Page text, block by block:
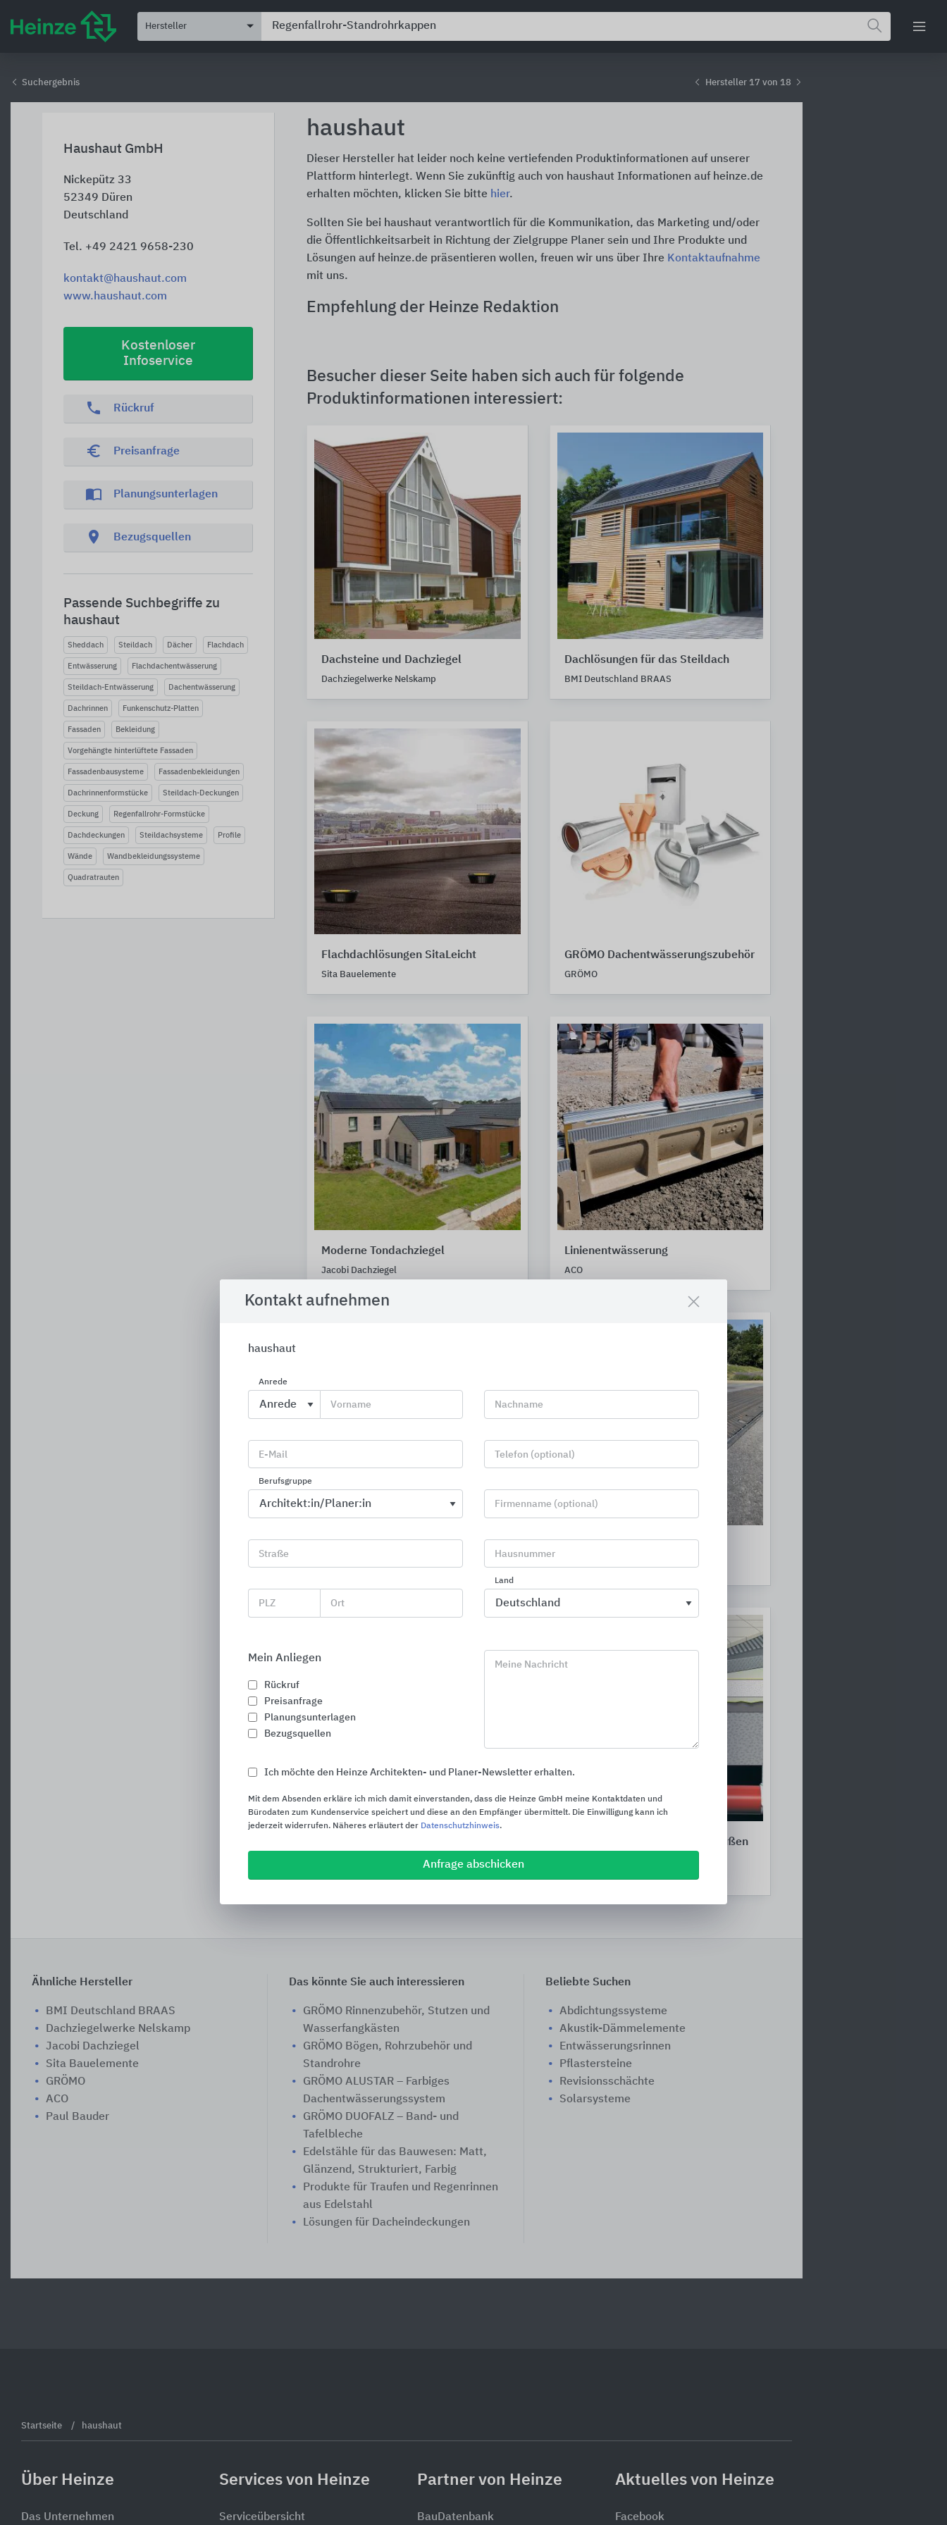
Hersteller
Suchergebnis Hersteller 17 von 18
Haushaut GmbH
Nickepütz 33
52349 Düren
Deutschland
Tel. +49 2421 9658-230
kontakt@haushaut.com
www.haushaut.com
Kostenloser
Infoservice
phone Rückruf
euro_symbol Preisanfrage
import_contacts Planungsunterlagen
location_on Bezugsquellen
Passende Suchbegriffe zu
haushaut
Sheddach Steildach Dächer Flachdach
Entwässerung Flachdachentwässerung
Steildach-Entwässerung Dachentwässerung
Dachrinnen Funkenschutz-Platten
Fassaden Bekleidung
Vorgehängte hinterlüftete Fassaden
Fassadenbausysteme Fassadenbekleidungen
Dachrinnenformstücke Steildach-Deckungen
Deckung Regenfallrohr-Formstücke
Dachdeckungen Steildachsysteme Profile
Wände Wandbekleidungssysteme
Quadratrauten
haushaut
Dieser Hersteller hat leider noch keine vertiefenden Produktinformationen auf unserer
Plattform hinterlegt. Wenn Sie zukünftig auch von haushaut Informationen auf heinze.de
erhalten möchten, klicken Sie bitte hier.
Sollten Sie bei haushaut verantwortlich für die Kommunikation, das Marketing und/oder
die Öffentlichkeitsarbeit in Richtung der Zielgruppe Planer sein und Ihre Produkte und
Lösungen auf heinze.de präsentieren wollen, freuen wir uns über Ihre Kontaktaufnahme
mit uns.
Empfehlung der Heinze Redaktion
Besucher dieser Seite haben sich auch für folgende
Produktinformationen interessiert:
Dachsteine und Dachziegel
Dachziegelwerke Nelskamp
Dachlösungen für das Steildach
BMI Deutschland BRAAS
Flachdachlösungen SitaLeicht
Sita Bauelemente
GRÖMO Dachentwässerungszubehör
GRÖMO
Moderne Tondachziegel
Jacobi Dachziegel
Linienentwässerung
ACO
Roto Frank DST BIRCO
Ablauftechnik für Innen und Außen
Ähnliche Hersteller
BMI Deutschland BRAAS
Dachziegelwerke Nelskamp
Jacobi Dachziegel
Sita Bauelemente
GRÖMO
ACO
Paul Bauder
Das könnte Sie auch interessieren
GRÖMO Rinnenzubehör, Stutzen und
Wasserfangkästen
GRÖMO Bögen, Rohrzubehör und
Standrohre
GRÖMO ALUSTAR – Farbiges
Dachentwässerungssystem
GRÖMO DUOFALZ – Band- und
Tafelbleche
Edelstähle für das Bauwesen: Matt,
Glänzend, Strukturiert, Farbig
Produkte für Traufen und Regenrinnen
aus Edelstahl
Lösungen für Dacheindeckungen
Beliebte Suchen
Abdichtungssysteme
Akustik-Dämmelemente
Entwässerungsrinnen
Pflastersteine
Revisionsschächte
Solarsysteme
Kontakt aufnehmen
haushaut
Anrede
Vorname Nachname
E-Mail Telefon (optional)
Berufsgruppe
Firmenname (optional)
Straße Hausnummer
PLZ Ort
Land
Mein Anliegen
Rückruf
Preisanfrage
Planungsunterlagen
Bezugsquellen
Meine Nachricht
Ich möchte den Heinze Architekten- und Planer-Newsletter erhalten.
Mit dem Absenden erkläre ich mich damit einverstanden, dass die Heinze GmbH meine Kontaktdaten und
Bürodaten zum Kundenservice speichert und diese an den Empfänger übermittelt. Die Einwilligung kann ich
jederzeit widerrufen. Näheres erläutert der Datenschutzhinweis.
Anfrage abschicken
Startseite haushaut
Über Heinze
Das Unternehmen
Services von Heinze
Serviceübersicht
Partner von Heinze
BauDatenbank
Aktuelles von Heinze
Facebook